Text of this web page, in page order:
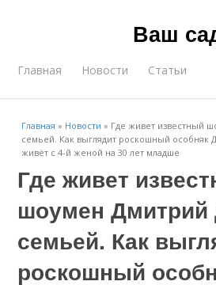
Ваш
Главная Новости Статьи
Главная » Новости » Где живет известный
семьей. Как выглядит роскошный особняк
живёт с 4-й женой на 30 лет младше
Где живет
шоумен Дмитрий
семьей. Как
роскошный